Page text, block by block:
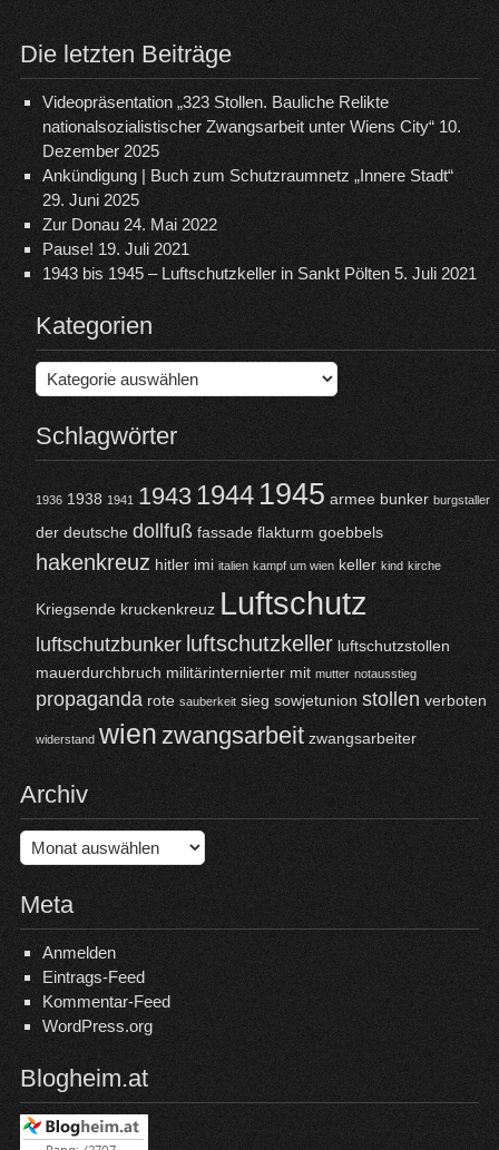
Die letzten Beiträge
Videopräsentation „323 Stollen. Bauliche Relikte
nationalsozialistischer Zwangsarbeit unter Wiens City“ 10.
Dezember 2025
Ankündigung | Buch zum Schutzraumnetz „Innere Stadt“
29. Juni 2025
Zur Donau 24. Mai 2022
Pause! 19. Juli 2021
1943 bis 1945 – Luftschutzkeller in Sankt Pölten 5. Juli 2021
Kategorien
Kategorien
Schlagwörter
1936 1938 1941 1943 1944 1945 armee bunker burgstaller
der deutsche dollfuß fassade flakturm goebbels
hakenkreuz hitler imi italien kampf um wien keller kind kirche
Kriegsende kruckenkreuz Luftschutz
luftschutzbunker luftschutzkeller luftschutzstollen
mauerdurchbruch militärinternierter mit mutter notausstieg
propaganda rote sauberkeit sieg sowjetunion stollen verboten
widerstand wien zwangsarbeit zwangsarbeiter
Archiv
Archiv
Meta
Anmelden
Eintrags-Feed
Kommentar-Feed
WordPress.org
Blogheim.at